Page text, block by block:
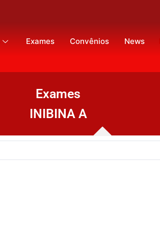
Exames Convênios News
Exames
INIBINA A